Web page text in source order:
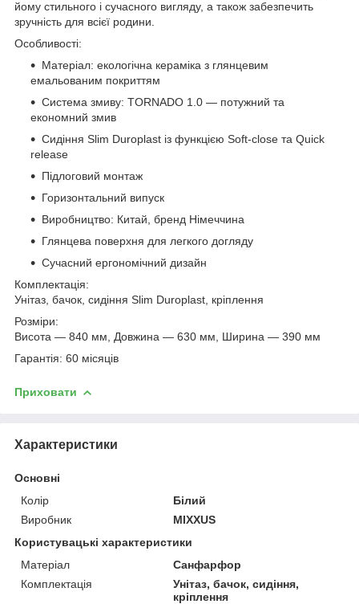
йому стильного і сучасного вигляду, а також забезпечить
зручність для всієї родини.
Особливості:
Матеріал: екологічна кераміка з глянцевим
емальованим покриттям
Система змиву: TORNADO 1.0 — потужний та
економний змив
Сидіння Slim Duroplast із функцією Soft-close та Quick
release
Підлоговий монтаж
Горизонтальний випуск
Виробництво: Китай, бренд Німеччина
Глянцева поверхня для легкого догляду
Сучасний ергономічний дизайн
Комплектація:
Унітаз, бачок, сидіння Slim Duroplast, кріплення
Розміри:
Висота — 840 мм, Довжина — 630 мм, Ширина — 390 мм
Гарантія: 60 місяців
Приховати
Характеристики
Основні
Колір
Білий
Виробник
MIXXUS
Користувацькі характеристики
Матеріал
Санфарфор
Комплектація
Унітаз, бачок, сидіння,
кріплення